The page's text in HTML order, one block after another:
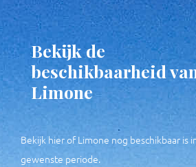
Bekijk de
beschikbaarheid
Limone
Bekijk hier of Limone nog beschikbaar is
gewenste periode.